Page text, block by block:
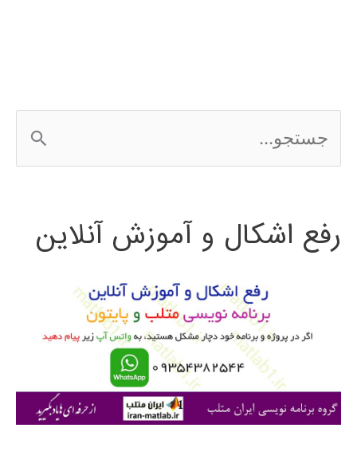
س
ج
ی
رفع اشکال و آموزش آنلاین